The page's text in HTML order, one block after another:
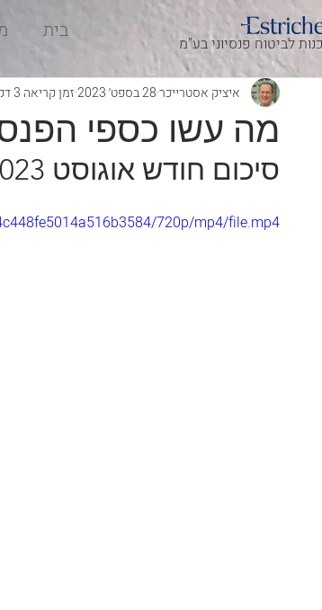
בית
לביטוח פנסיוני בע"מ
מה עשו כספי הפנסיה
איציק אסטרייכר28 בספט׳ 2023 זמן קריאה 3 דקות
סיכום חודש אוגוסט 2023 בשוק החיסכון הפנסיוני
720p/mp4/file.mp4